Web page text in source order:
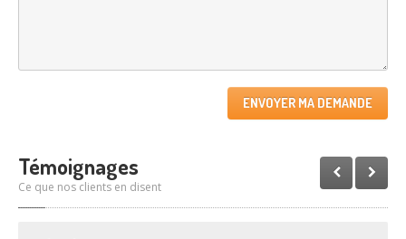
Témoignages
Ce que nos clients en disent